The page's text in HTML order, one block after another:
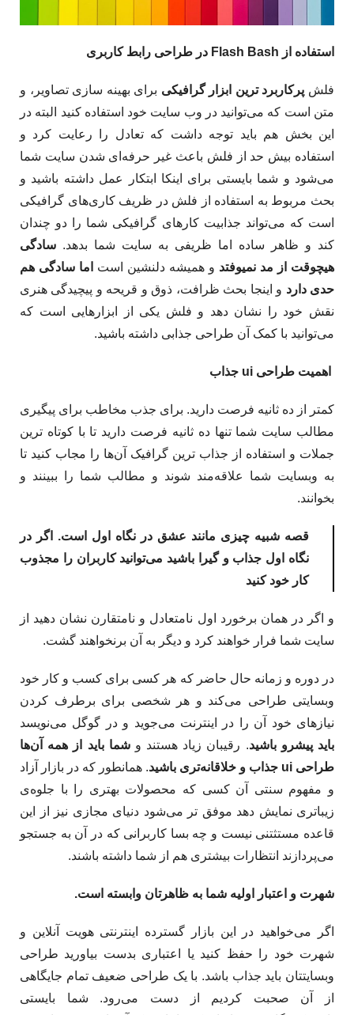
استفاده از Flash Bash در طراحی رابط کاربری
فلش پرکاربرد ترین ابزار گرافیکی برای بهینه سازی تصاویر، و
متن است که می‌توانید در وب سایت خود استفاده کنید البته در
این بخش هم باید توجه داشت که تعادل را رعایت کرد و
استفاده بیش حد از فلش باعث غیر حرفه‌ای شدن سایت شما
می‌شود و شما بایستی برای اینکا ابتکار عمل داشته باشید و
بحث مربوط به استفاده از فلش در ظریف کاری‌های گرافیکی
است که می‌تواند جذابیت کارهای گرافیکی شما را دو چندان
کند و ظاهر ساده اما ظریفی به سایت شما بدهد. سادگی
هیچوقت از مد نمیوفتد و همیشه دلنشین است
اما سادگی هم
حدی دارد و اینجا بحث ظرافت، ذوق و قریحه و پیچیدگی هنری
نقش خود را نشان دهد و فلش یکی از ابزارهایی است که
می‌توانید با کمک آن طراحی جذابی داشته باشید.
اهمیت طراحی ui جذاب
کمتر از ده ثانیه فرصت دارید. برای جذب مخاطب برای پیگیری
مطالب سایت شما تنها ده ثانیه فرصت دارید تا با کوتاه ترین
جملات و استفاده از جذاب ترین گرافیک آن‌ها را مجاب کنید تا
به وبسایت شما علاقه‌مند شوند و مطالب شما را ببینند و
بخوانند.
قصه شبیه چیزی مانند عشق در نگاه اول است. اگر در
نگاه اول جذاب و گیرا باشید می‌توانید کاربران را مجذوب
کار خود کنید
و اگر در همان برخورد اول نامتعادل و نامتقارن نشان دهید از
سایت شما فرار خواهند کرد و دیگر به آن برنخواهند گشت.
در دوره‌ و زمانه حال حاضر که هر کسی برای کسب و کار خود
وبسایتی طراحی می‌کند و هر شخصی برای برطرف کردن
نیازهای خود آن را در اینترنت می‌جوید و در گوگل می‌نویسد
باید پیشرو باشید. رقیبان زیاد هستند وشما باید از همه آن‌ها
طراحی ui جذاب و خلاقانه‌‎تری باشید
. همانطور که در بازار آزاد
و مفهوم سنتی آن کسی که محصولات بهتری را با جلوه‌ی
زیباتری نمایش دهد موفق تر می‌شود دنیای مجازی نیز از این
قاعده مستثتنی نیست و چه بسا کاربرانی که در آن به جستجو
می‌پردازند انتظارات بیشتری هم از شما داشته باشند.
شهرت و اعتبار اولیه شما به ظاهرتان وابسته است.
اگر می‌خواهید در این بازار گسترده اینترنتی هویت آنلاین و
شهرت خود را حفظ کنید یا اعتباری بدست بیاورید طراحی
وبسایتتان باید جذاب باشد. با یک طراحی ضعیف تمام جایگاهی
از آن صحبت کردیم از دست می‌رود. شما بایستی